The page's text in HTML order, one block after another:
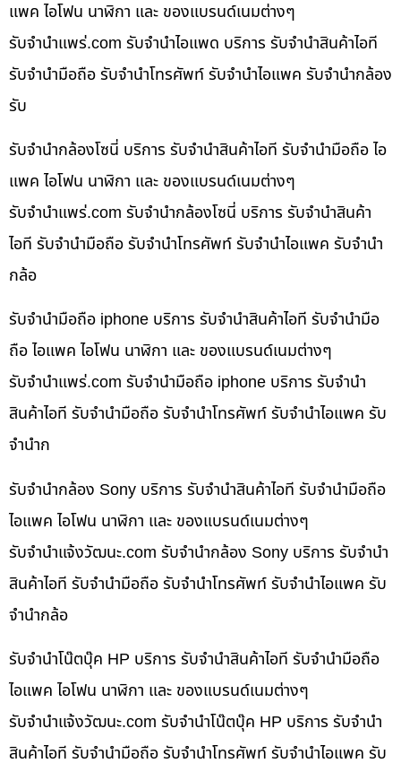
แพค ไอโฟน นาฬิกา และ ของแบรนด์เนมต่างๆ
รับจํานําแพร่.com รับจำนำไอแพด บริการ รับจำนำสินค้าไอที
รับจำนำมือถือ รับจำนำโทรศัพท์ รับจำนำไอแพค รับจำนำกล้อง
รับ
รับจำนำกล้องโซนี่ บริการ รับจำนำสินค้าไอที รับจำนำมือถือ ไอ
แพค ไอโฟน นาฬิกา และ ของแบรนด์เนมต่างๆ
รับจํานําแพร่.com รับจำนำกล้องโซนี่ บริการ รับจำนำสินค้า
ไอที รับจำนำมือถือ รับจำนำโทรศัพท์ รับจำนำไอแพค รับจำนำ
กล้อ
รับจำนำมือถือ iphone บริการ รับจำนำสินค้าไอที รับจำนำมือ
ถือ ไอแพค ไอโฟน นาฬิกา และ ของแบรนด์เนมต่างๆ
รับจํานําแพร่.com รับจำนำมือถือ iphone บริการ รับจำนำ
สินค้าไอที รับจำนำมือถือ รับจำนำโทรศัพท์ รับจำนำไอแพค รับ
จำนำก
รับจำนำกล้อง Sony บริการ รับจำนำสินค้าไอที รับจำนำมือถือ
ไอแพค ไอโฟน นาฬิกา และ ของแบรนด์เนมต่างๆ
รับจํานําแจ้งวัฒนะ.com รับจำนำกล้อง Sony บริการ รับจำนำ
สินค้าไอที รับจำนำมือถือ รับจำนำโทรศัพท์ รับจำนำไอแพค รับ
จำนำกล้อ
รับจำนำโน๊ตบุ๊ค HP บริการ รับจำนำสินค้าไอที รับจำนำมือถือ
ไอแพค ไอโฟน นาฬิกา และ ของแบรนด์เนมต่างๆ
รับจํานําแจ้งวัฒนะ.com รับจำนำโน๊ตบุ๊ค HP บริการ รับจำนำ
สินค้าไอที รับจำนำมือถือ รับจำนำโทรศัพท์ รับจำนำไอแพค รับ